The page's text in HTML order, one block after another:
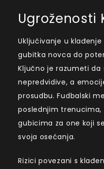
Ugroženosti
Uključivanje u
gubitka novca do
Ključno je razumeti da
nepredvidive, a
prosudbu. Fudbalski
poslednjim
gubicima za one koji
svoja osećanja.
Rizici povezani s